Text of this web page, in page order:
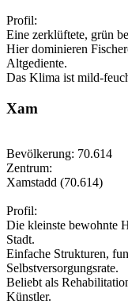
Profil:
Eine zerklüftete, grün
Hier dominieren
Altgediente.
Das Klima ist mild-
Xam
Bevölkerung: 70.614
Zentrum:
Xamstadd (70.614)
Profil:
Die kleinste bewohnte
Stadt.
Einfache Strukturen,
Selbstversorgungsrate.
Beliebt als
Künstler.